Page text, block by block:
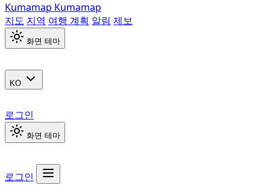
Kumamap Kumamap
지도 지역 여행 계획 알림 제보
화면 테마
KO
로그인
화면 테마
로그인